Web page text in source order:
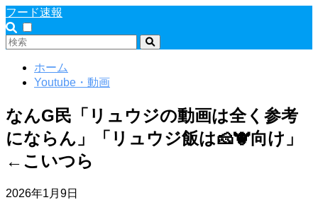
フード速報
ホーム
Youtube・動画
なんG民「リュウジの動画は全く参考
にならん」「リュウジ飯は🧀🐮向け」
←こいつら
2026年1月9日